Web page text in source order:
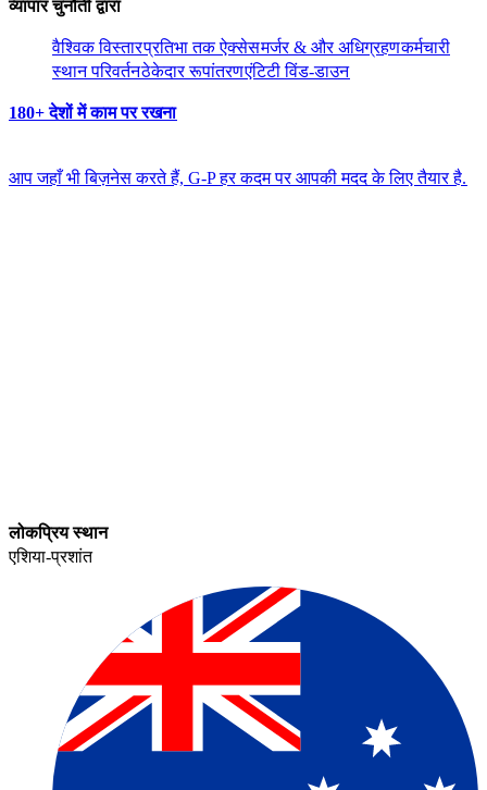
व्यापार चुनौती द्वारा​​
वैश्विक विस्तार​​प्रतिभा तक ऐक्सेस​​मर्जर & और अधिग्रहण​​कर्मचारी
स्थान परिवर्तन​​ठेकेदार रूपांतरण​​एंटिटी विंड-डाउन​​
180+ देशों में काम पर रखना​​
आप जहाँ भी बिज़नेस करते हैं, G-P हर कदम पर आपकी मदद के लिए तैयार है.​​
लोकप्रिय स्थान​​
एशिया-प्रशांत​​